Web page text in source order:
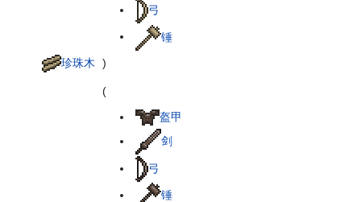
珍珠木
弓
锤
)
(
盔甲
剑
弓
锤